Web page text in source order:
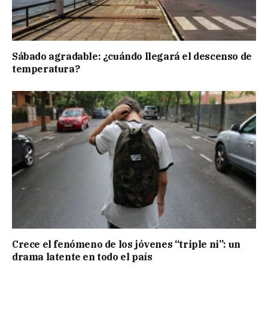
Sábado agradable: ¿cuándo llegará el descenso de
temperatura?
Crece el fenómeno de los jóvenes “triple ni”: un
drama latente en todo el país